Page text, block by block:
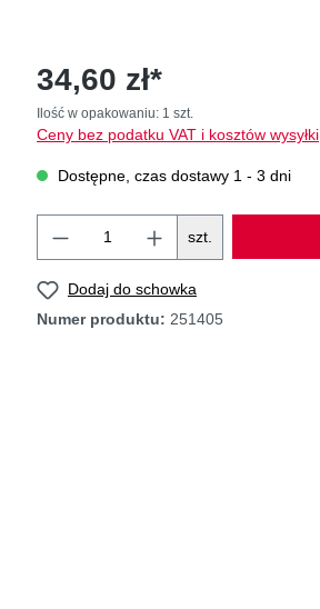
34,60 zł*
Ilość w opakowaniu: 1 szt.
Ceny bez podatku VAT i kosztów wysyłki
Dostępne, czas dostawy 1 - 3 dni
szt.
Dodaj do schowka
Numer produktu: 251405